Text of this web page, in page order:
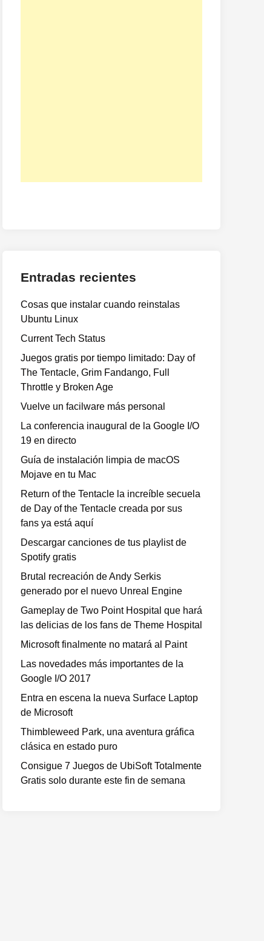
Entradas recientes
Cosas que instalar cuando reinstalas
Ubuntu Linux
Current Tech Status
Juegos gratis por tiempo limitado: Day of
The Tentacle, Grim Fandango, Full
Throttle y Broken Age
Vuelve un facilware más personal
La conferencia inaugural de la Google I/O
19 en directo
Guía de instalación limpia de macOS
Mojave en tu Mac
Return of the Tentacle la increíble secuela
de Day of the Tentacle creada por sus
fans ya está aquí
Descargar canciones de tus playlist de
Spotify gratis
Brutal recreación de Andy Serkis
generado por el nuevo Unreal Engine
Gameplay de Two Point Hospital que hará
las delicias de los fans de Theme Hospital
Microsoft finalmente no matará al Paint
Las novedades más importantes de la
Google I/O 2017
Entra en escena la nueva Surface Laptop
de Microsoft
Thimbleweed Park, una aventura gráfica
clásica en estado puro
Consigue 7 Juegos de UbiSoft Totalmente
Gratis solo durante este fin de semana